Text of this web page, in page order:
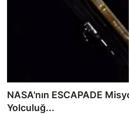
NASA'nın ESCAPADE
Yolculuğ...